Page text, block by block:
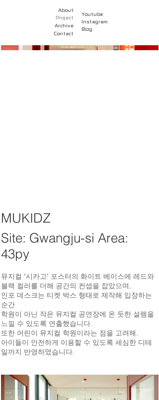
About
Project
Archive
Contact
Youtube
Instagram
Blog
MUKIDZ
Site: Gwangju-si Area:
43py
뮤지컬 "시카고" 포스터의 화이트 베이스에 레드와
블랙 컬러를 더해 공간의 컨셉을 잡았으며,
인포 데스크는 티켓 박스 형태로 제작해 입장하는
순간
학원이 아닌 작은 뮤지컬 공연장에 온 듯한 설렘을
느낄 수 있도록 연출했습니다.
또한 어린이 뮤지컬 학원이라는 점을 고려해,
아이들이 안전하게 이용할 수 있도록 세심한 디테
일까지 반영하였습니다.